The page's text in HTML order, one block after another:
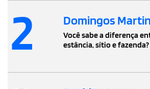
2 Domingos
Você sabe a diferença
estância, sítio e fazenda?